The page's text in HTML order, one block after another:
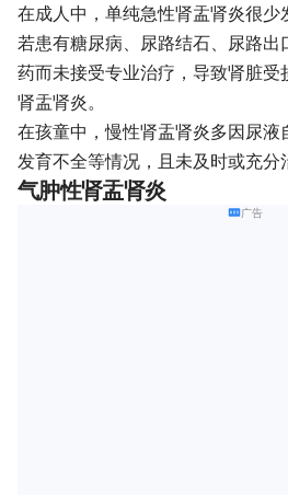
在成人中，单纯急性肾盂肾炎很少
若患有糖尿病、尿路结石、尿路
药而未接受专业治疗，导致肾脏受
肾盂肾炎。
在孩童中，慢性肾盂肾炎多因尿
发育不全等情况，且未及时或充分
气肿性肾盂肾炎
广告